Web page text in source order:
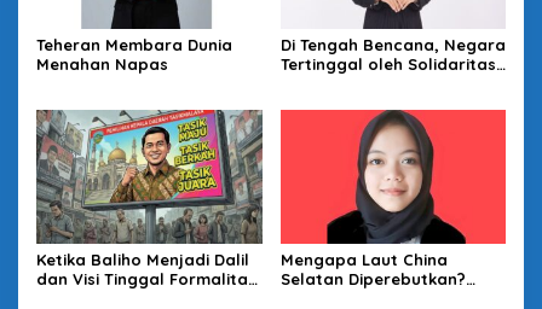
Teheran Membara Dunia
Menahan Napas
Di Tengah Bencana, Negara
Tertinggal oleh Solidaritas
Ketika Baliho Menjadi Dalil
dan Visi Tinggal Formalitas
Mengapa Laut China
Selatan Diperebutkan?